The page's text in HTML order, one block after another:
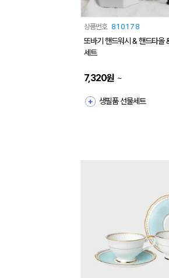
상품번호 810178
또바기 핸드워시 & 핸드타올
세트
7,320원 ~
생필품 선물세트